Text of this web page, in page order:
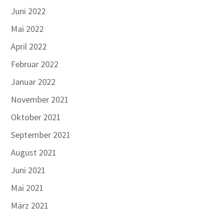
Juni 2022
Mai 2022
April 2022
Februar 2022
Januar 2022
November 2021
Oktober 2021
September 2021
August 2021
Juni 2021
Mai 2021
März 2021